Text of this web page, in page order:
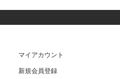
マイアカウント
新規会員登録